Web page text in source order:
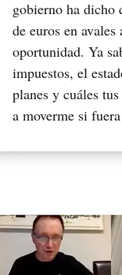
gobierno ha dicho
de euros en
oportunidad. Ya
impuestos, el
planes y cuáles
a moverme si